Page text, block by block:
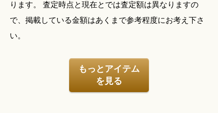
ります。 査定時点と現在とでは査定額は異なりますの
で、掲載している金額はあくまで参考程度にお考え下さ
い。
もっとアイテム
を見る